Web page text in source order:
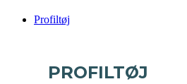
Profiltøj
PROFILTØJ